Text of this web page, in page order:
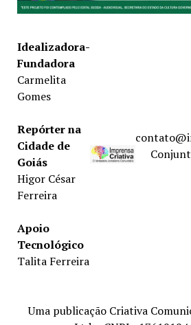
Idealizadora-
Fundadora
Carmelita
Gomes
Repórter na
Cidade de
Goiás
Higor César
Ferreira
Apoio
Tecnológico
Talita Ferreira
Uma publicação Criativa